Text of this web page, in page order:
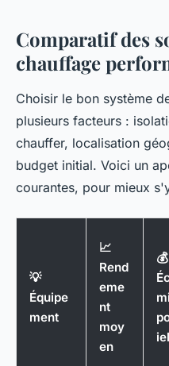
Comparatif des
chauffage
Choisir le bon système
plusieurs facteurs :
chauffer, localisation
budget initial. Voici un
courantes, pour mieux
💡
Équipe
ment
📈
Rend
eme
nt
moy
en
💰